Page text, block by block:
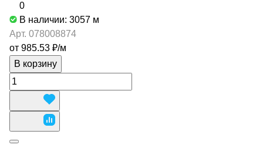
0
В наличии: 3057 м
Арт. 078008874
от 985.53 ₽/м
В корзину